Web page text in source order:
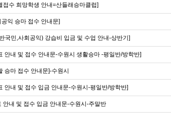
수 희망학생 안내=산들래승마클럽]
익 승마 접수 안내문]
국민,사회공익) 강습비 입금 및 수업 안내-상반기]
안내 및 접수 안내문-수원시 생활승마 -평일반/방학반]
승마 접수 안내문]-수원시
안내 및 접수 입금 안내문-수원시-평일반/방학반]
내 및 접수 입금 안내문-수원시-주말반